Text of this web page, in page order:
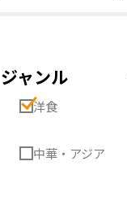
ジャンル
洋食
中華・アジア